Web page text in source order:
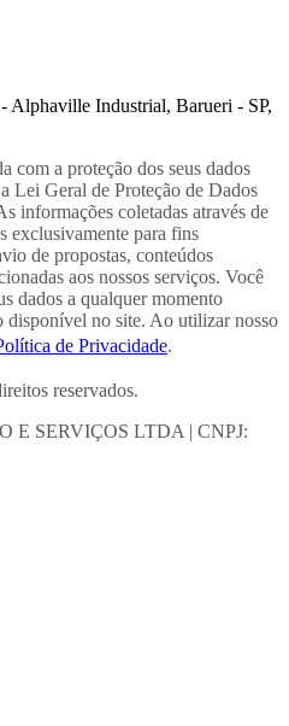
Alphaville Industrial, Barueri - SP,
com a proteção dos seus dados
Lei Geral de Proteção de Dados
informações coletadas através de
exclusivamente para fins
de propostas, conteúdos
aos nossos serviços. Você
dados a qualquer momento
disponível no site. Ao utilizar nosso
de Privacidade.
reservados.
E SERVIÇOS LTDA | CNPJ: